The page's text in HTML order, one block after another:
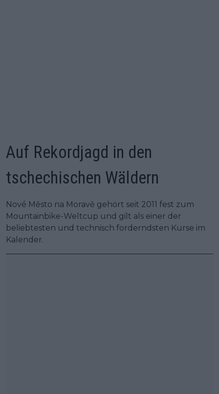
Auf Rekordjagd in den
tschechischen Wäldern
Nové Město na Moravě gehört seit 2011 fest zum
Mountainbike-Weltcup und gilt als einer der
beliebtesten und technisch forderndsten Kurse im
Kalender.